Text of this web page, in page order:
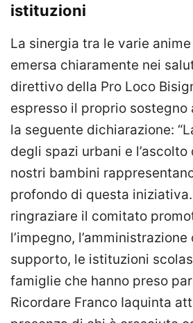
istituzioni
La sinergia tra le varie
emersa chiaramente nei
direttivo della Pro Loco
espresso il proprio sostegno
la seguente dichiarazione:
degli spazi urbani e
nostri bambini
profondo di questa
ringraziare il comitato
l’impegno,
supporto, le istituzioni
famiglie che hanno preso
Ricordare Franco Iaquinta